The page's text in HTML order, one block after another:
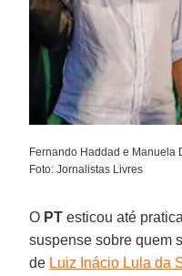
Fernando Haddad e Manuela
Foto: Jornalistas Livres
O PT esticou até
suspense sobre quem
de Luiz Inácio Lula da